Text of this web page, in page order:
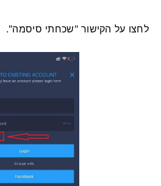
לחצו על הקישור "שכחתי סיסמה".